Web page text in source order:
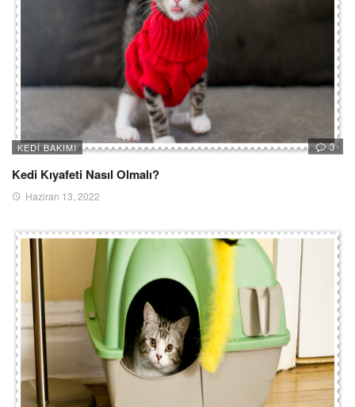
KEDI BAKIMI 3
Kedi Kıyafeti Nasıl Olmalı?
Haziran 13, 2022